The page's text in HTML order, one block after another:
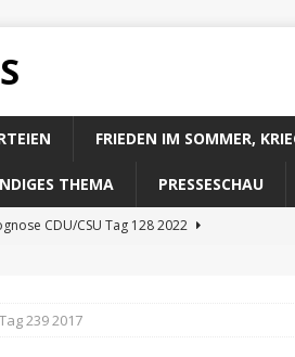
FRIEDEN IM SOMMER,
THEMA PRESSESCHAU
CDU/CSU Tag 128 2022
239 2017